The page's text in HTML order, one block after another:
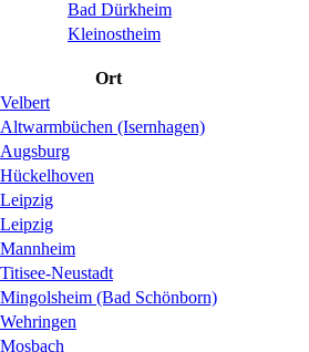
Bad Dürkheim
Kleinostheim
Ort
Velbert
Altwarmbüchen (Isernhagen)
Augsburg
Hückelhoven
Leipzig
Leipzig
Mannheim
Titisee-Neustadt
Mingolsheim (Bad Schönborn)
Wehringen
Mosbach